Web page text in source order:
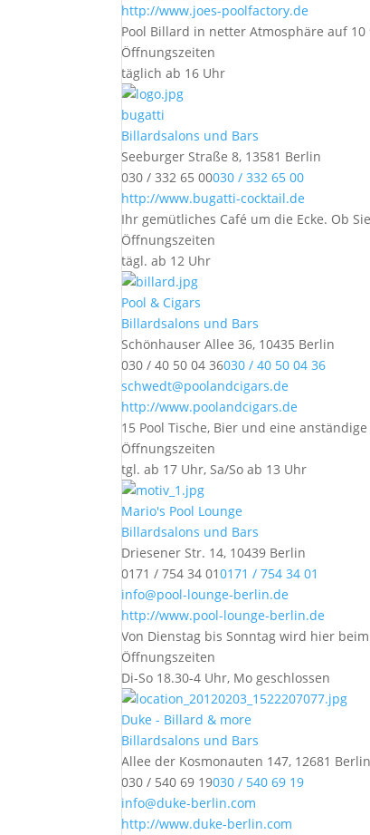
http://www.joes-poolfactory.de
Pool Billard in netter Atmosphäre auf 10
Öffnungszeiten
täglich ab 16 Uhr
bugatti
Billardsalons und Bars
Seeburger Straße 8, 13581 Berlin
030 / 332 65 00030 / 332 65 00
http://www.bugatti-cocktail.de
Ihr gemütliches Café um die Ecke. Ob
Öffnungszeiten
tägl. ab 12 Uhr
Pool & Cigars
Billardsalons und Bars
Schönhauser Allee 36, 10435 Berlin
030 / 40 50 04 36030 / 40 50 04 36
schwedt@poolandcigars.de
http://www.poolandcigars.de
15 Pool Tische, Bier und eine
Öffnungszeiten
tgl. ab 17 Uhr, Sa/So ab 13 Uhr
Mario's Pool Lounge
Billardsalons und Bars
Driesener Str. 14, 10439 Berlin
0171 / 754 34 010171 / 754 34 01
info@pool-lounge-berlin.de
http://www.pool-lounge-berlin.de
Von Dienstag bis Sonntag wird hier
Öffnungszeiten
Di-So 18.30-4 Uhr, Mo geschlossen
Duke - Billard & more
Billardsalons und Bars
Allee der Kosmonauten 147, 12681 Berlin
030 / 540 69 19030 / 540 69 19
info@duke-berlin.com
http://www.duke-berlin.com